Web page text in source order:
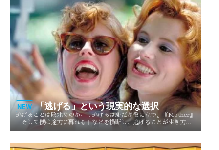
NEW 「逃げる」という現実的な選択
逃げることは敗北なのか。『逃げるは恥だが役に立つ』『Mother』
『そして僕は途方に暮れる』などを横断し、逃げることが生き方や